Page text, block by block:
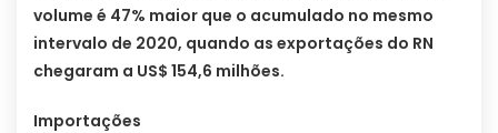
volume é 47% maior que o acumulado no mesmo
intervalo de 2020, quando as exportações do RN
chegaram a US$ 154,6 milhões.
Importações